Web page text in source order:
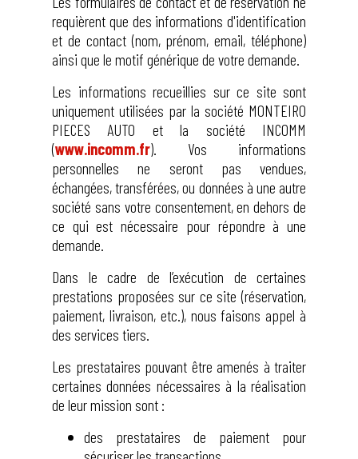
requièrent que des informations d'identification
et de contact (nom, prénom, email, téléphone)
ainsi que le motif générique de votre demande.
Les informations recueillies sur ce site sont
uniquement utilisées par la société MONTEIRO
PIECES AUTO et la société INCOMM
(www.incomm.fr). Vos informations
personnelles ne seront pas vendues,
échangées, transférées, ou données à une autre
société sans votre consentement, en dehors de
ce qui est nécessaire pour répondre à une
demande.
Dans le cadre de l’exécution de certaines
prestations proposées sur ce site (réservation,
paiement, livraison, etc.), nous faisons appel à
des services tiers.
Les prestataires pouvant être amenés à traiter
certaines données nécessaires à la réalisation
de leur mission sont :
des prestataires de paiement pour